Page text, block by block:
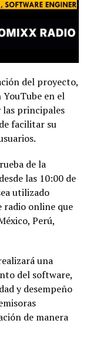
del proyecto,
en el
las principales
facilitar su
de la
las 10:00 de
utilizado
online que
Perú,
una
del software,
y desempeño
de manera